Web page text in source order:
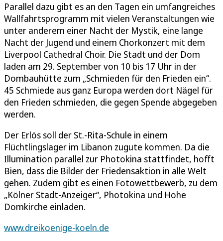
Parallel dazu gibt es an den Tagen ein umfangreiches
Wallfahrtsprogramm mit vielen Veranstaltungen wie
unter anderem einer Nacht der Mystik, eine lange
Nacht der Jugend und einem Chorkonzert mit dem
Liverpool Cathedral Choir. Die Stadt und der Dom
laden am 29. September von 10 bis 17 Uhr in der
Dombauhütte zum „Schmieden für den Frieden ein“.
45 Schmiede aus ganz Europa werden dort Nägel für
den Frieden schmieden, die gegen Spende abgegeben
werden.
Der Erlös soll der St.-Rita-Schule in einem
Flüchtlingslager im Libanon zugute kommen. Da die
Illumination parallel zur Photokina stattfindet, hofft
Bien, dass die Bilder der Friedensaktion in alle Welt
gehen. Zudem gibt es einen Fotowettbewerb, zu dem
„Kölner Stadt-Anzeiger“, Photokina und Hohe
Domkirche einladen.
www.dreikoenige-koeln.de